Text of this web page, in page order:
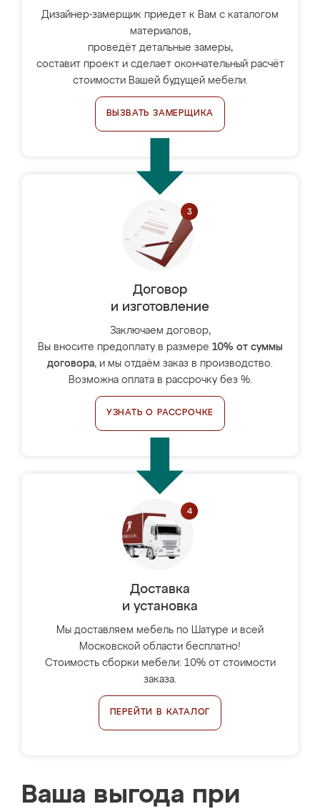
Дизайнер-замерщик приедет к Вам с каталогом
материалов,
проведёт детальные замеры,
составит проект и сделает окончательный расчёт
стоимости Вашей будущей мебели.
ВЫЗВАТЬ ЗАМЕРЩИКА
Договор
и изготовление
Заключаем договор,
Вы вносите предоплату в размере 10% от суммы
договора, и мы отдаём заказ в производство.
Возможна оплата в рассрочку без %.
УЗНАТЬ О РАССРОЧКЕ
Доставка
и установка
Мы доставляем мебель по Шатуре и всей
Московской области бесплатно!
Стоимость сборки мебели: 10% от стоимости
заказа.
ПЕРЕЙТИ В КАТАЛОГ
Ваша выгода при